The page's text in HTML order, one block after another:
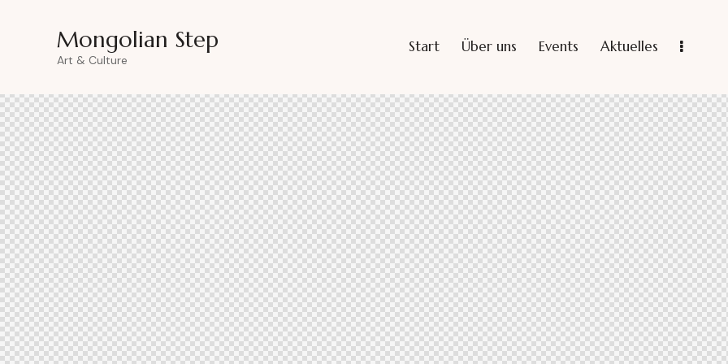
Mongolian Step
Art & Culture
Start Über uns Events Aktuelles